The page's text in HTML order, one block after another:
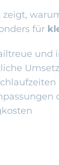
zeigt,
für
und